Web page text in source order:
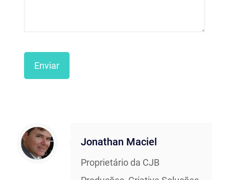
Jonathan Maciel
Proprietário da CJB